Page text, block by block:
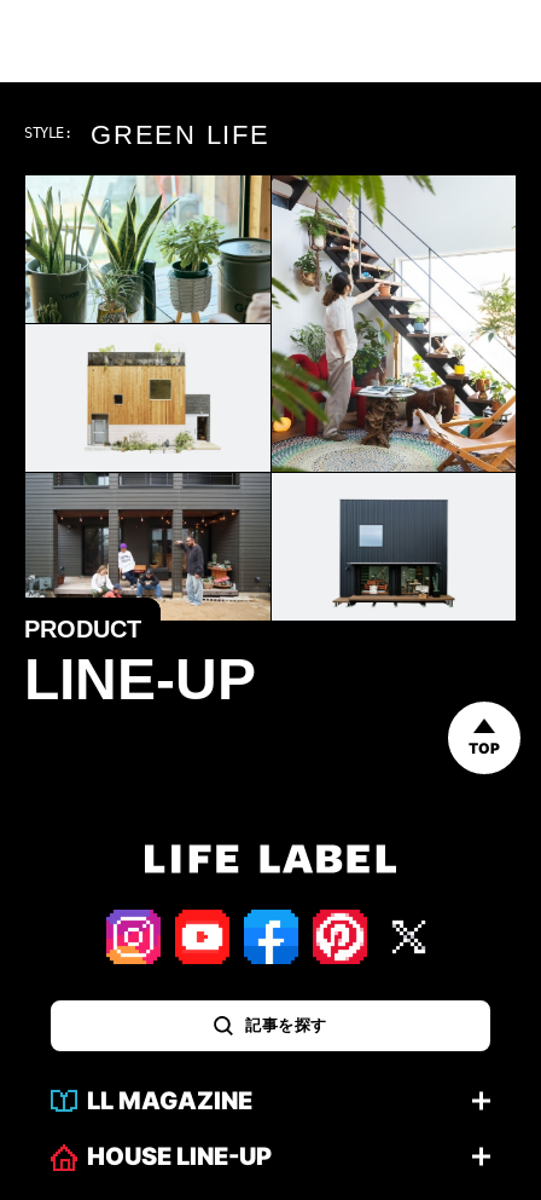
STYLE: GREEN LIFE
PRODUCT
LINE-UP
TOP
記事を探す
LL MAGAZINE
HOUSE LINE-UP